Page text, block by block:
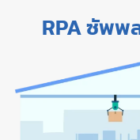
RPA ซัพพ